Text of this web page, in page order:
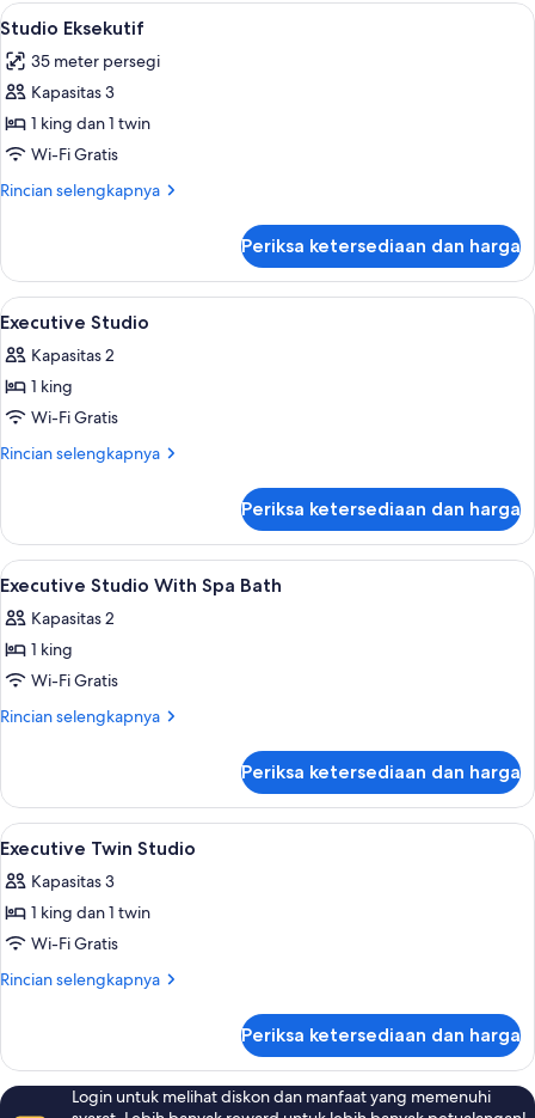
kamar
jet
tub
Lihat
semua
foto
untuk
Studio
Eksekutif
Studio Eksekutif | Meja kerja, ruang
4
Studio Eksekutif
35 meter persegi
Kapasitas 3
1 king dan 1 twin
Wi-Fi Gratis
Rincian selengkapnya
Rincian
Studio
Eksekutif
Periksa ketersediaan dan harga
Lihat
semua
foto
untuk
Executive
Studio
1
Executive Studio
Kapasitas 2
1 king
Wi-Fi Gratis
Rincian selengkapnya
Rincian
Executive
Studio
Periksa ketersediaan dan harga
Lihat
semua
foto
untuk
Executive
Studio
Bath
1
Executive Studio With Spa Bath
Kapasitas 2
1 king
Wi-Fi Gratis
Rincian selengkapnya
Rincian
Executive
Studio
With
Bath
Periksa ketersediaan dan harga
Lihat
semua
foto
untuk
Executive
Twin
Meja kerja, ruang kerja ramah
2
Executive Twin Studio
Kapasitas 3
1 king dan 1 twin
Wi-Fi Gratis
Rincian selengkapnya
Rincian
Executive
Twin
Studio
Periksa ketersediaan dan harga
Login untuk melihat diskon dan manfaat yang memenuhi